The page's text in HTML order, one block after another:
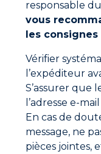
Fiche de
responsable
vous
les consignes
Vérifier
l’expéditeur
S’assurer que
l’adresse e-
En cas de
message, ne
pièces jointes,